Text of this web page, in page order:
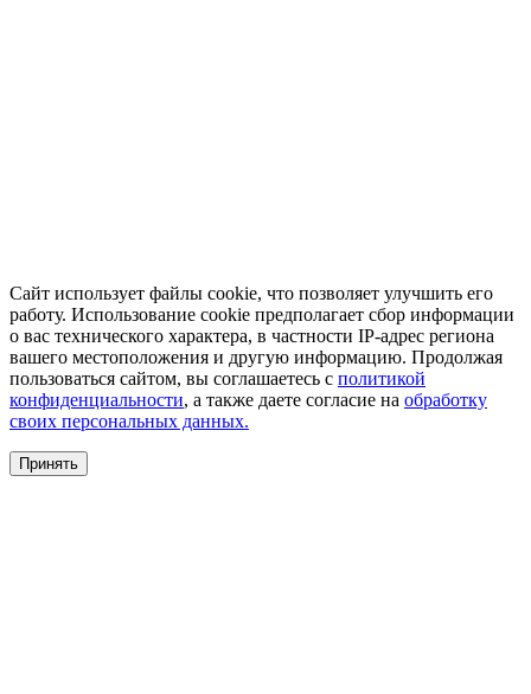
Сайт использует файлы cookie, что позволяет улучшить его
работу. Использование cookie предполагает сбор информации
о вас технического характера, в частности IP-адрес региона
вашего местоположения и другую информацию. Продолжая
пользоваться сайтом, вы соглашаетесь с политикой
конфиденциальности, а также даете согласие на обработку
своих персональных данных.
Принять